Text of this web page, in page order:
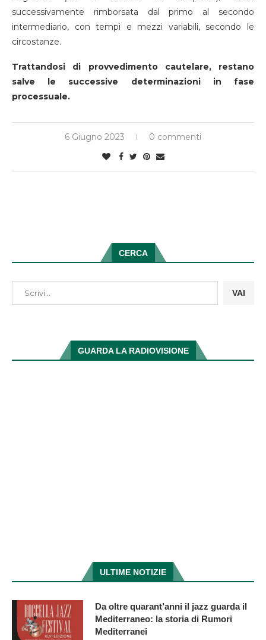
successivamente rimborsata dal primo al secondo
intermediario, con tempi e mezzi variabili, secondo le
circostanze.
Trattandosi di provvedimento cautelare, restano
salve le successive determinazioni in fase
processuale.
6 Giugno 2023 0 commenti
CERCA
VAI
GUARDA LA RADIOVISIONE
ULTIME NOTIZIE
Da oltre quarant’anni il jazz guarda il
Mediterraneo: la storia di Rumori
Mediterranei